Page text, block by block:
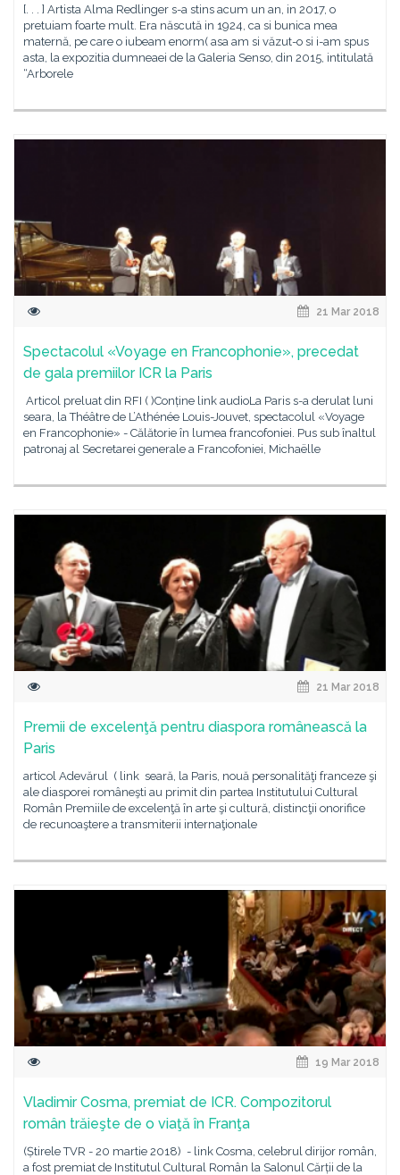
[. . . ] Artista Alma Redlinger s-a stins acum un an, in 2017, o
pretuiam foarte mult. Era născută in 1924, ca si bunica mea
maternă, pe care o iubeam enorm( asa am si văzut-o si i-am spus
asta, la expozitia dumneaei de la Galeria Senso, din 2015, intitulată
“Arborele
21 Mar 2018
Spectacolul «Voyage en Francophonie», precedat
de gala premiilor ICR la Paris
Articol preluat din RFI ( )Conține link audioLa Paris s-a derulat luni
seara, la Théâtre de L’Athénée Louis-Jouvet, spectacolul «Voyage
en Francophonie» - Călătorie în lumea francofoniei. Pus sub înaltul
patronaj al Secretarei generale a Francofoniei, Michaëlle
21 Mar 2018
Premii de excelenţă pentru diaspora românească la
Paris
articol Adevărul ( link seară, la Paris, nouă personalităţi franceze şi
ale diasporei româneşti au primit din partea Institutului Cultural
Român Premiile de excelenţă în arte şi cultură, distincţii onorifice
de recunoaştere a transmiterii internaţionale
19 Mar 2018
Vladimir Cosma, premiat de ICR. Compozitorul
român trăieşte de o viaţă în Franţa
(Știrele TVR - 20 martie 2018) - link Cosma, celebrul dirijor român,
a fost premiat de Institutul Cultural Român la Salonul Cărții de la